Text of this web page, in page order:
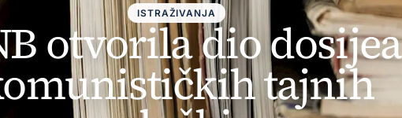
ISTRAŽIVANJA
otvorila dio dosijea
tajnih